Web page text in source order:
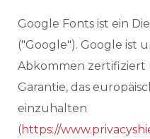
Google Fonts ist ein
("Google"). Google ist
Abkommen
Garantie, das
einzuhalten
(https://